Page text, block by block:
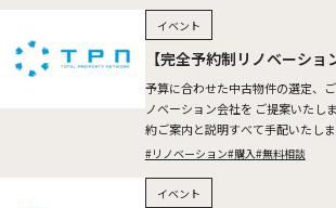
【完全予約制リノベーショ
予算に合わせた中古物件の選定、
ノベーション会社を ご提案いたし
約ご案内と説明すべて手配いたし
時】】 2024.10.5(Sat)～6(Sun) ※
#リノベーション#購入#無料相談
イベント
イベント